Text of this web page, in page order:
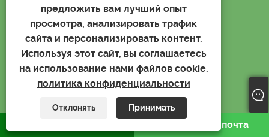
предложить вам лучший опыт
просмотра, анализировать трафик
сайта и персонализировать контент.
Используя этот сайт, вы соглашаетесь
на использование нами файлов cookie.
политика конфиденциальности
Отклонять Принимать
Зеленый чай Чай Чунми
Зеленый чай Пороховой чай
Зеленый чай, стандарт ЕС
Черный чай
Электронная почта